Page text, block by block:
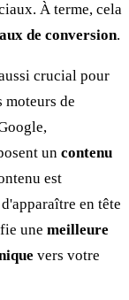
À terme, cela
de conversion.
crucial pour
moteurs de
un contenu
est
en tête
une meilleure
vers votre